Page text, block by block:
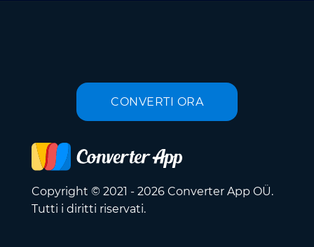
CONVERTI ORA
Copyright © 2021 - 2026 Converter App OÜ.
Tutti i diritti riservati.